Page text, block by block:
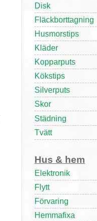
Disk
Fläckborttagning
Husmorstips
Kläder
Kopparputs
Kökstips
Silverputs
Skor
Städning
Tvätt
Hus & hem
Elektronik
Flytt
Förvaring
Hemmafixa